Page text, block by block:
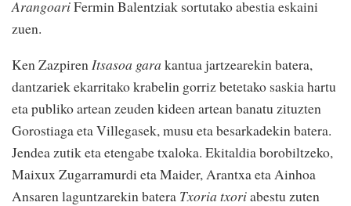
ArangoariFermin Balentziak sortutako abestia eskaini
zuen.
Ken ZazpirenItsasoa gara kantua jartzearekin batera,
dantzariek ekarritako krabelin gorriz betetako saskia hartu
eta publiko artean zeuden kideen artean banatu zituzten
Gorostiaga eta Villegasek, musu eta besarkadekin batera.
Jendea zutik eta etengabe txaloka. Ekitaldia borobiltzeko,
Maixux Zugarramurdi eta Maider, Arantxa eta Ainhoa
Ansaren laguntzarekin batera Txoria txoriabestu zuten